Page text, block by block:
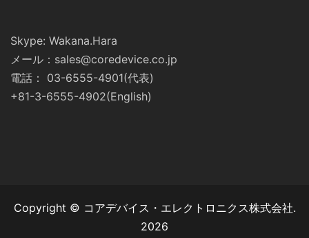
Skype: Wakana.Hara
メール：sales@coredevice.co.jp
電話： 03-6555-4901(代表)
+81-3-6555-4902(English)
Copyright © コアデバイス・エレクトロニクス株式会社.
2026